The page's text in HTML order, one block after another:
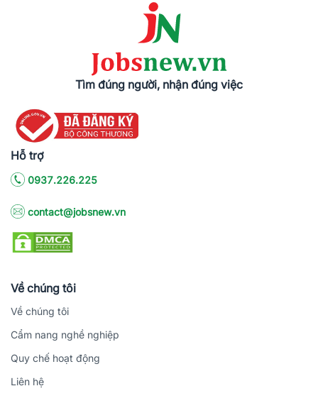
Tìm đúng người, nhận đúng việc
Hỗ trợ
0937.226.225
contact@jobsnew.vn
Về chúng tôi
Về chúng tôi
Cẩm nang nghề nghiệp
Quy chế hoạt động
Liên hệ